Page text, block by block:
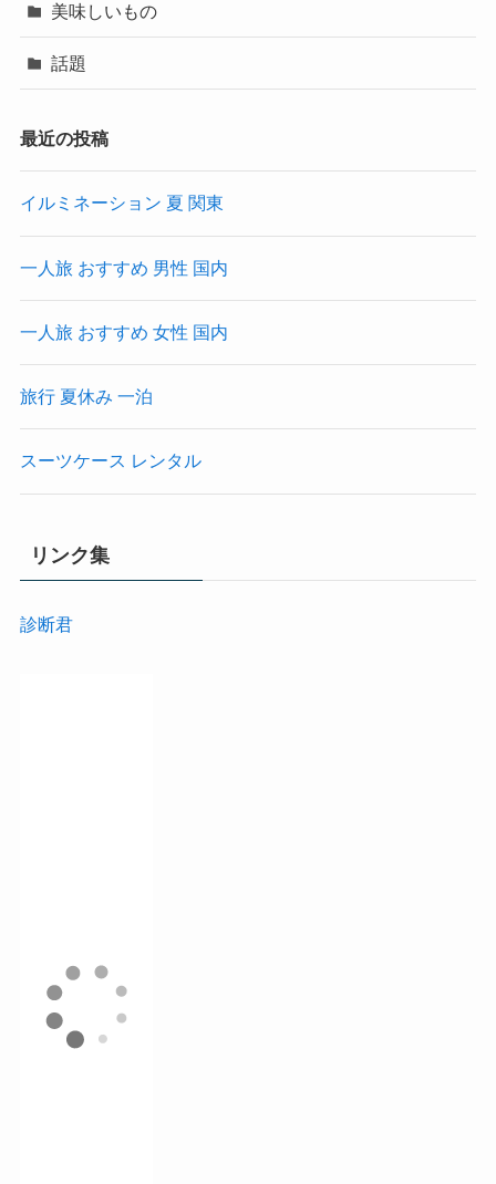
美味しいもの
話題
最近の投稿
イルミネーション 夏 関東
一人旅 おすすめ 男性 国内
一人旅 おすすめ 女性 国内
旅行 夏休み 一泊
スーツケース レンタル
リンク集
診断君